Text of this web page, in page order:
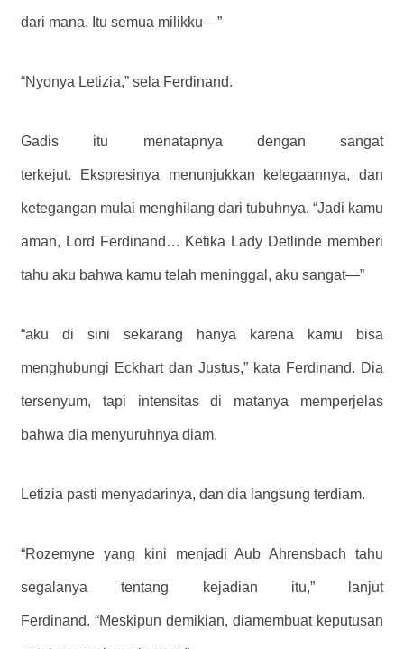
dari mana. Itu semua milikku—”
“Nyonya Letizia,” sela Ferdinand.
Gadis itu menatapnya dengan sangat
terkejut. Ekspresinya menunjukkan kelegaannya, dan
ketegangan mulai menghilang dari tubuhnya. “Jadi kamu
aman, Lord Ferdinand… Ketika Lady Detlinde memberi
tahu aku bahwa kamu telah meninggal, aku sangat—”
“aku di sini sekarang hanya karena kamu bisa
menghubungi Eckhart dan Justus,” kata Ferdinand. Dia
tersenyum, tapi intensitas di matanya memperjelas
bahwa dia menyuruhnya diam.
Letizia pasti menyadarinya, dan dia langsung terdiam.
“Rozemyne ​​yang kini menjadi Aub Ahrensbach tahu
segalanya tentang kejadian itu,” lanjut
Ferdinand. “Meskipun demikian, diamembuat keputusan